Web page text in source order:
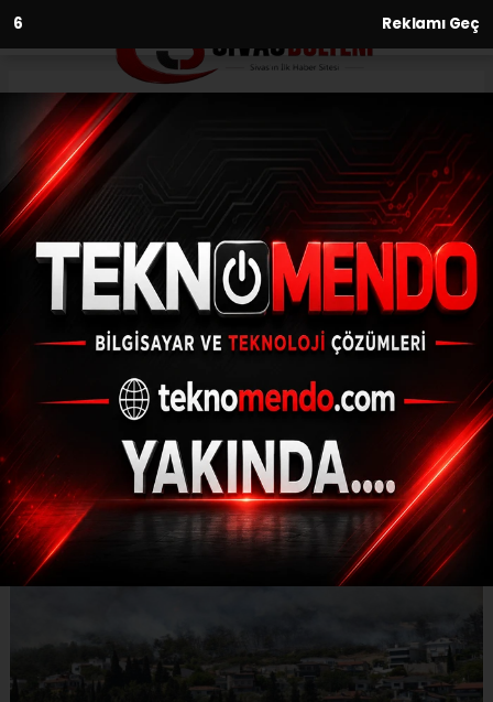
5 Reklamı Geç
Anasayfa Asayiş
Urla ve Çeşme’de orman
(İHA) - İhlas Haber Ajansı | 31.07.2024 - 13:33, Güncelleme: 31.07.2024
- 13:10
Urla ve Çeşme’de orman yangını